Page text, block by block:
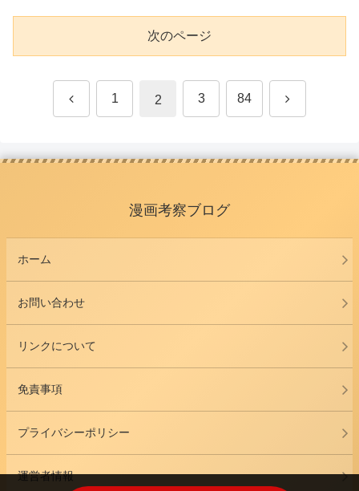
次のページ
前 1 2 3 84 次
漫画考察ブログ
ホーム
お問い合わせ
リンクについて
免責事項
プライバシーポリシー
運営者情報